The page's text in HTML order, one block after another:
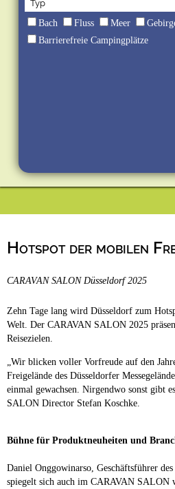
Bach Fluss Meer
Barrierefreie Campingplätze
Hotspot der mobilen
CARAVAN SALON Düsseldorf 2025
Zehn Tage lang wird Düsseldorf zum
Welt. Der CARAVAN SALON 2025
Reisezielen.
„Wir blicken voller Vorfreude auf den
Freigelände des Düsseldorfer
einmal gewachsen. Nirgendwo sonst gibt
SALON Director Stefan Koschke.
Bühne für Produktneuheiten und
Daniel Onggowinarso, Geschäftsführer
spiegelt sich auch im CARAVAN SALON